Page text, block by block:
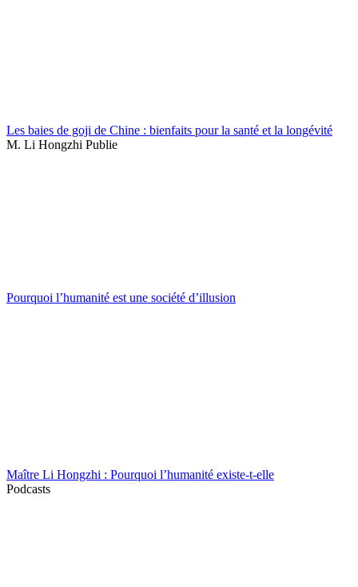
Les baies de goji de Chine : bienfaits pour la santé et la longévité
M. Li Hongzhi Publie
Pourquoi l’humanité est une société d’illusion
Maître Li Hongzhi : Pourquoi l’humanité existe-t-elle
Podcasts